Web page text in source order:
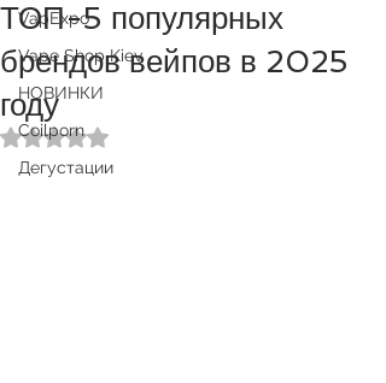
VapExpo
Vape Shop Kiev
НОВИНКИ
Coilporn
Дегустации
ТОП-5 популярных
брендов вейпов в 2025
году
Оценка: не число из 5 звезд.